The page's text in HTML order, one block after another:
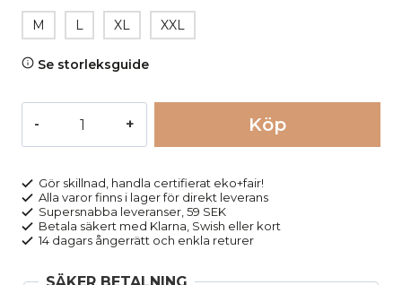
M L XL XXL
Se storleksguide
svart
mängd
Köp
Gör skillnad, handla certifierat eko+fair!
Alla varor finns i lager för direkt leverans
Supersnabba leveranser, 59 SEK
Betala säkert med Klarna, Swish eller kort
14 dagars ångerrätt och enkla returer